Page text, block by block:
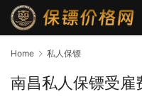
Home 私人保镖
南昌私人保镖受雇